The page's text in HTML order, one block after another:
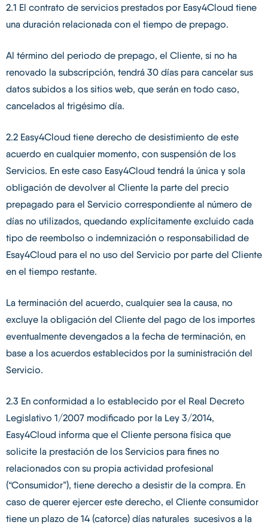
2.1 El contrato de servicios prestados por Easy4Cloud tiene
una duración relacionada con el tiempo de prepago.
Al término del periodo de prepago, el Cliente, si no ha
renovado la subscripción, tendrá 30 días para cancelar sus
datos subidos a los sitios web, que serán en todo caso,
cancelados al trigésimo día.
2.2 Easy4Cloud tiene derecho de desistimiento de este
acuerdo en cualquier momento, con suspensión de los
Servicios. En este caso Easy4Cloud tendrá la única y sola
obligación de devolver al Cliente la parte del precio
prepagado para el Servicio correspondiente al número de
días no utilizados, quedando explícitamente excluido cada
tipo de reembolso o indemnización o responsabilidad de
Esay4Cloud para el no uso del Servicio por parte del Cliente
en el tiempo restante.
La terminación del acuerdo, cualquier sea la causa, no
excluye la obligación del Cliente del pago de los importes
eventualmente devengados a la fecha de terminación, en
base a los acuerdos establecidos por la suministración del
Servicio.
2.3 En conformidad a lo establecido por el Real Decreto
Legislativo 1/2007 modificado por la Ley 3/2014,
Easy4Cloud informa que el Cliente persona física que
solicite la prestación de los Servicios para fines no
relacionados con su propia actividad profesional
(“Consumidor”), tiene derecho a desistir de la compra. En
caso de querer ejercer este derecho, el Cliente consumidor
tiene un plazo de 14 (catorce) días naturales sucesivos a la